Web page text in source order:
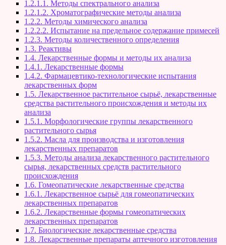
1.2.1.1. Методы спектрального анализа
1.2.1.2. Хроматографические методы анализа
1.2.2. Методы химического анализа
1.2.2.2. Испытание на предельное содержание примесей
1.2.3. Методы количественного определения
1.3. Реактивы
1.4. Лекарственные формы и методы их анализа
1.4.1. Лекарственные формы
1.4.2. Фармацевтико-технологические испытания
лекарственных форм
1.5. Лекарственное растительное сырьё, лекарственные
средства растительного происхождения и методы их
анализа
1.5.1. Морфологические группы лекарственного
растительного сырья
1.5.2. Масла для производства и изготовления
лекарственных препаратов
1.5.3. Методы анализа лекарственного растительного
сырья, лекарственных средств растительного
происхождения
1.6. Гомеопатические лекарственные средства
1.6.1. Лекарственное сырьё для гомеопатических
лекарственных препаратов
1.6.2. Лекарственные формы гомеопатических
лекарственных препаратов
1.7. Биологические лекарственные средства
1.8. Лекарственные препараты аптечного изготовления